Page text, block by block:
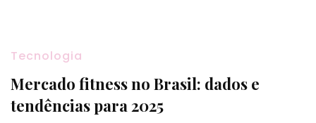
Tecnologia
Mercado fitness no Brasil: dados e
tendências para 2025